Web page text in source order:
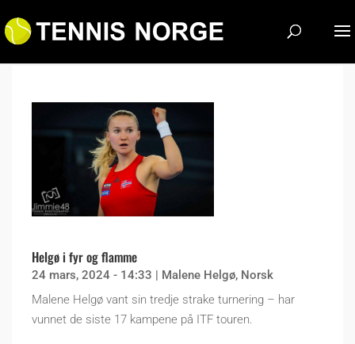
Helgø i fyr og flamme
24 mars, 2024 - 14:33 | Malene Helgø, Norsk
Malene Helgø vant sin tredje strake turnering – har
vunnet de siste 17 kampene på ITF touren.